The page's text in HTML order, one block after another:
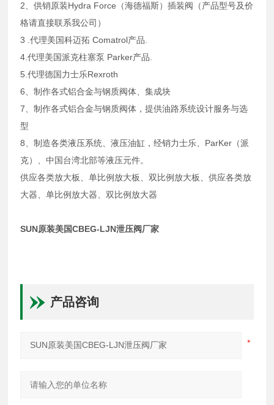
2、供销原装Hydra Force（海德福斯）插装阀（产品型号及价
格请直接联系我公司）
3 .代理美国科迈拓 Comatrol产品.
4.代理美国派克柱塞泵 Parker产品.
5.代理德国力士乐Rexroth
6、制作各式铝合金与钢质阀体、集成块
7、制作各式铝合金与钢质阀体，提供油路系统设计服务与选
型
8、制造各类液压系统、液压油缸，经销力士乐、ParKer（派
克）、中国台湾北部等液压元件。
供应各类放大板、单比例放大板、双比例放大板、供应各类放
大器、单比例放大器、双比例放大器
SUN原装美国CBEG-LJN泄压阀厂家
产品咨询